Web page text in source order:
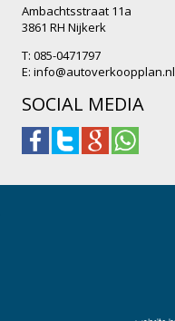
Ambachtsstraat 11a
3861 RH Nijkerk
T: 085-0471797
E: info@autoverkoopplan.nl
SOCIAL MEDIA